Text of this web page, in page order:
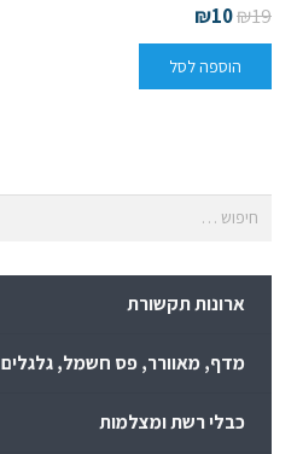
₪19
₪10
הוספה לסל
ארונות תקשורת
מדף, מאוורר, פס חשמל, גלגלים
כבלי רשת ומצלמות